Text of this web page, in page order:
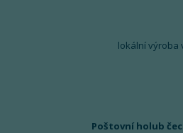
lokální výroba
Poštovní holub